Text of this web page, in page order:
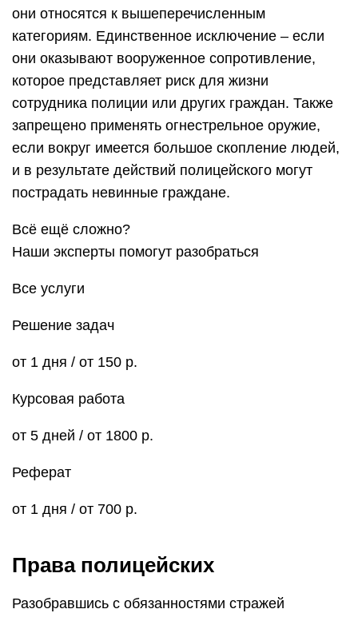
они относятся к вышеперечисленным
категориям. Единственное исключение – если
они оказывают вооруженное сопротивление,
которое представляет риск для жизни
сотрудника полиции или других граждан. Также
запрещено применять огнестрельное оружие,
если вокруг имеется большое скопление людей,
и в результате действий полицейского могут
пострадать невинные граждане.
Всё ещё сложно?
Наши эксперты помогут разобраться
Все услуги
Решение задач
от 1 дня / от 150 р.
Курсовая работа
от 5 дней / от 1800 р.
Реферат
от 1 дня / от 700 р.
Права полицейских
Разобравшись с обязанностями стражей